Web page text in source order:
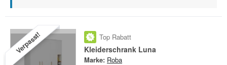
Verpasst! Top Rabatt
Kleiderschrank Luna
Marke: Roba